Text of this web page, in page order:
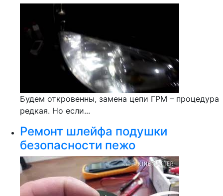
Будем откровенны, замена цепи ГРМ – процедура
редкая. Но если...
Ремонт шлейфа подушки
безопасности пежо